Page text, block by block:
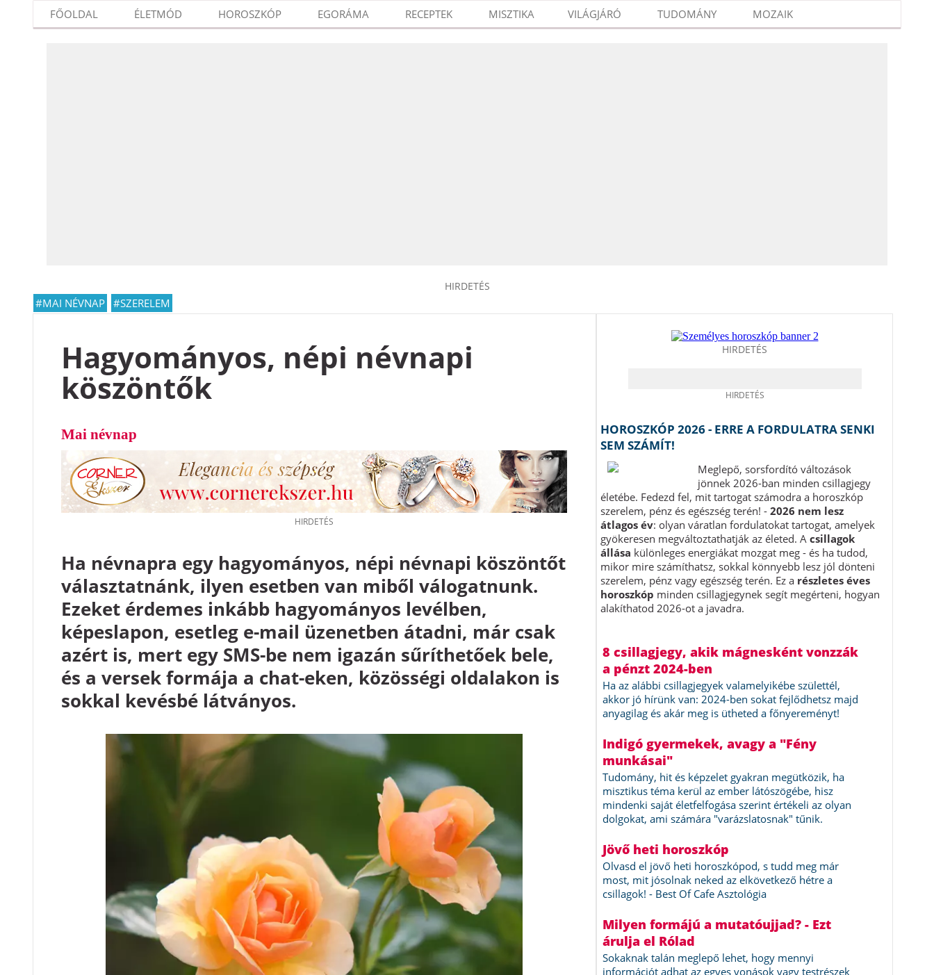
FŐOLDAL ÉLETMÓD HOROSZKÓP EGORÁMA RECEPTEK MISZTIKA VILÁGJÁRÓ TUDOMÁNY MOZAIK
HIRDETÉS
Hagyományos, népi névnapi
köszöntők
Mai névnap
Ha névnapra egy hagyományos, népi névnapi köszöntőt
választatnánk, ilyen esetben van miből válogatnunk.
Ezeket érdemes inkább hagyományos levélben,
képeslapon, esetleg e-mail üzenetben átadni, már csak
azért is, mert egy SMS-be nem igazán sűríthetőek bele,
és a versek formája a chat-eken, közösségi oldalakon is
sokkal kevésbé látványos.